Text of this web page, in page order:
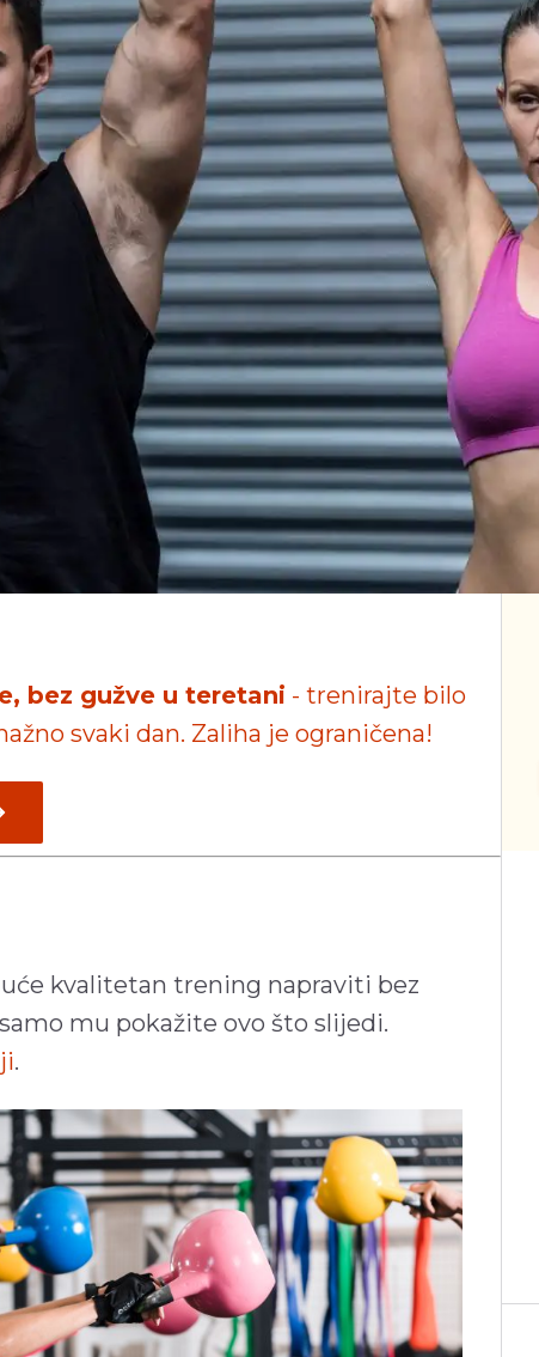
bez gužve u teretani - trenirajte bilo
svaki dan. Zaliha je ograničena!
kvalitetan trening napraviti bez
mu pokažite ovo što slijedi.
.